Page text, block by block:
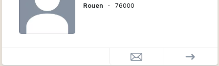
Rouen
∙ 76000